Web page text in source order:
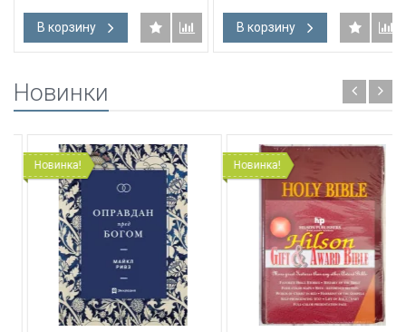
В корзину В корзину
Новинки
Новинка! Новинка!